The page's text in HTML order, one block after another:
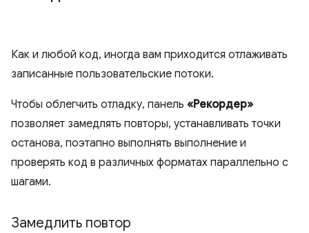
Как и любой код, иногда вам приходится отлаживать
записанные пользовательские потоки.
Чтобы облегчить отладку, панель «Рекордер»
позволяет замедлять повторы, устанавливать точки
останова, поэтапно выполнять выполнение и
проверять код в различных форматах параллельно с
шагами.
Замедлить повтор